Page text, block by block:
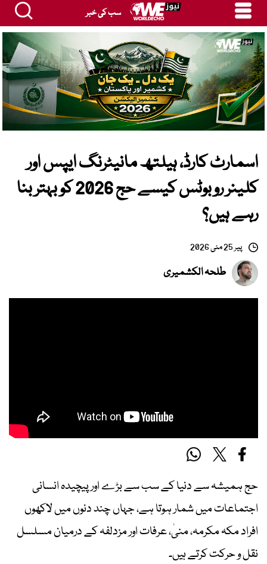
سب کی خبر
اسمارٹ کارڈ، ہیلتھ مانیٹرنگ ایپس اور
کلینر روبوٹس کیسے حج 2026 کو بہتر بنا
رہے ہیں؟
پیر 25 مئی 2026
طلحہ الکشمیری
حج ہمیشہ سے دنیا کے سب سے بڑے اور پیچیدہ انسانی
اجتماعات میں شمار ہوتا ہے، جہاں چند دنوں میں لاکھوں
افراد مکہ مکرمہ، منیٰ، عرفات اور مزدلفہ کے درمیان مسلسل
نقل و حرکت کرتے ہیں۔